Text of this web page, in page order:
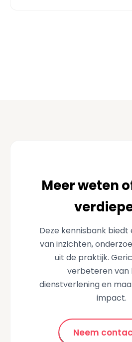
Meer weten
Deze kennisbank
van inzichten,
uit de praktijk.
verbeteren van
dienstverlening en
impact.
Neem